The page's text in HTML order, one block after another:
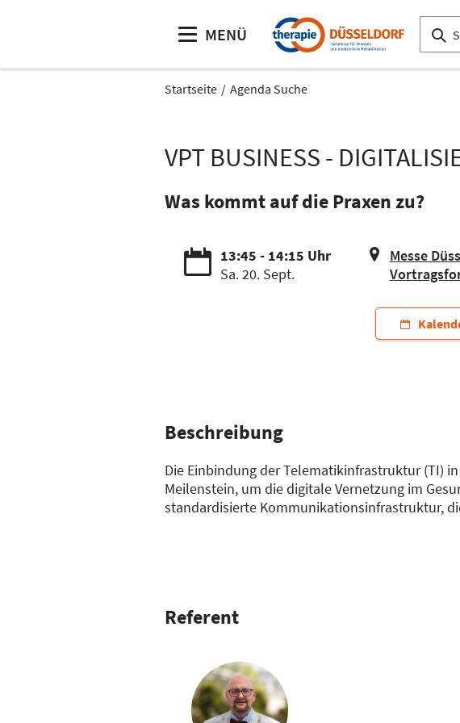
MENÜ
Startseite Agenda Suche
VPT BUSINESS -
Was kommt auf die Praxen zu?
13:45 - 14:15 Uhr
Sa. 20. Sept.
Messe
Beschreibung
Die Einbindung der Telematikinfrastruktur (TI)
Meilenstein, um die digitale Vernetzung im
standardisierte Kommunikationsinfrastruktur,
Begriffe und Zusammenhänge besprochen,
direkte und indirekte Kosten sowie die
Referent